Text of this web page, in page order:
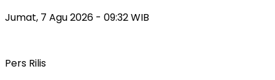
Jumat, 7 Agu 2026 - 09:32 WIB
Pers Rilis